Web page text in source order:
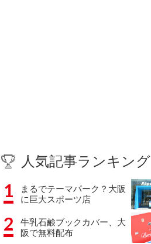
人気記事ランキング
1
まるでテーマパーク？大阪
に巨大スポーツ店
2
牛乳石鹸ブックカバー、大
阪で無料配布